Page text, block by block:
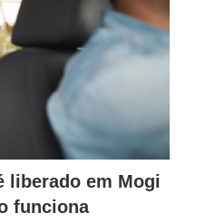
liberado em Mogi
funciona